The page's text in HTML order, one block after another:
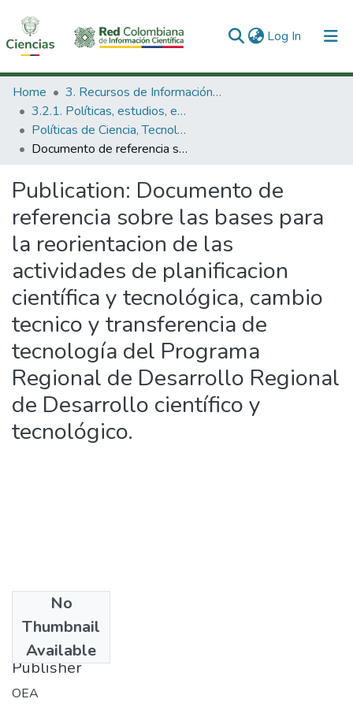
Log In (current)
Communities & Collections
All of DSpace
Statistics
Home
3. Recursos de Información Científica y Tecnológica
3.2.1. Políticas, estudios, evaluaciones e indicadores de CTeI
Políticas de Ciencia, Tecnología e Innovación
Documento de referencia sobre las bases para la reorientacion de las actividades de planificacion científica y tecnológica, cambio tecnico y transferencia de tecnología del Programa Regional de Desarrollo Regional de Desarrollo científico y tecnológico.
Publication: Documento de
referencia sobre las bases para
la reorientacion de las
actividades de planificacion
científica y tecnológica, cambio
tecnico y transferencia de
tecnología del Programa
Regional de Desarrollo Regional
de Desarrollo científico y
tecnológico.
No
Thumbnail
Available
1972
Publisher
OEA